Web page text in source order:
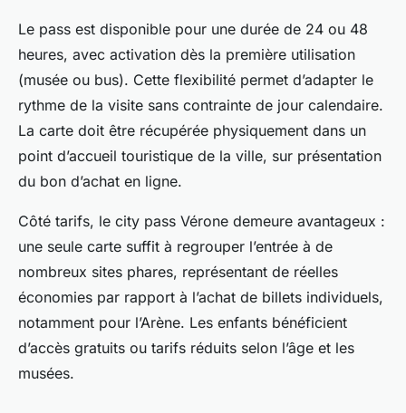
Le pass est disponible pour une durée de 24 ou 48
heures, avec activation dès la première utilisation
(musée ou bus). Cette flexibilité permet d’adapter le
rythme de la visite sans contrainte de jour calendaire.
La carte doit être récupérée physiquement dans un
point d’accueil touristique de la ville, sur présentation
du bon d’achat en ligne.
Côté tarifs, le city pass Vérone demeure avantageux :
une seule carte suffit à regrouper l’entrée à de
nombreux sites phares, représentant de réelles
économies par rapport à l’achat de billets individuels,
notamment pour l’Arène. Les enfants bénéficient
d’accès gratuits ou tarifs réduits selon l’âge et les
musées.